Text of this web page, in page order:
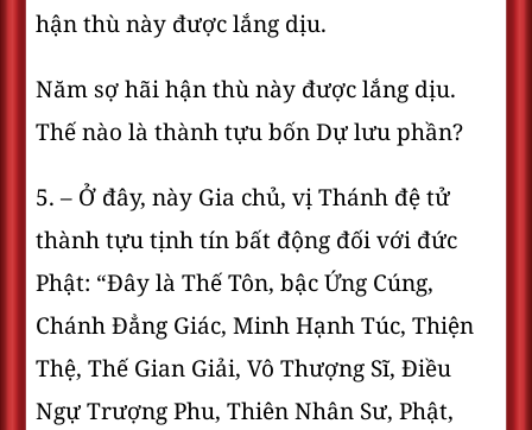
hận thù này được lắng dịu.
Năm sợ hãi hận thù này được lắng dịu.
Thế nào là thành tựu bốn Dự lưu phần?
5. – Ở đây, này Gia chủ, vị Thánh đệ tử
thành tựu tịnh tín bất động đối với đức
Phật: “Ðây là Thế Tôn, bậc Ứng Cúng,
Chánh Ðẳng Giác, Minh Hạnh Túc, Thiện
Thệ, Thế Gian Giải, Vô Thượng Sĩ, Ðiều
Ngự Trượng Phu, Thiên Nhân Sư, Phật,